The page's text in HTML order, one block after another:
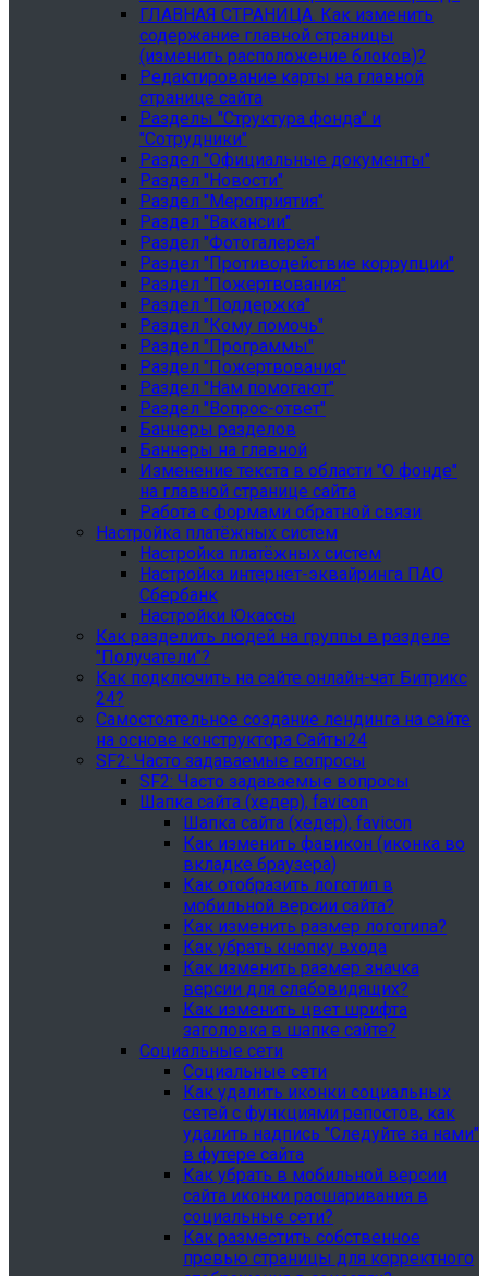
ГЛАВНАЯ СТРАНИЦА. Как изменить
содержание главной страницы
(изменить расположение блоков)?
Редактирование карты на главной
странице сайта
Разделы "Структура фонда" и
"Сотрудники"
Раздел "Официальные документы"
Раздел "Новости"
Раздел "Мероприятия"
Раздел "Вакансии"
Раздел "Фотогалерея"
Раздел "Противодействие коррупции"
Раздел "Пожертвования"
Раздел "Поддержка"
Раздел "Кому помочь"
Раздел "Программы"
Раздел "Пожертвования"
Раздел "Нам помогают"
Раздел "Вопрос-ответ"
Баннеры разделов
Баннеры на главной
Изменение текста в области "О фонде"
на главной странице сайта
Работа с формами обратной связи
Настройка платёжных систем
Настройка платёжных систем
Настройка интернет-эквайринга ПАО
Сбербанк
Настройки Юкассы
Как разделить людей на группы в разделе
"Получатели"?
Как подключить на сайте онлайн-чат Битрикс
24?
Самостоятельное создание лендинга на сайте
на основе конструктора Сайты24
SF2: Часто задаваемые вопросы
SF2: Часто задаваемые вопросы
Шапка сайта (хедер), favicon
Шапка сайта (хедер), favicon
Как изменить фавикон (иконка во
вкладке браузера)
Как отобразить логотип в
мобильной версии сайта?
Как изменить размер логотипа?
Как убрать кнопку входа
Как изменить размер значка
версии для слабовидящих?
Как изменить цвет шрифта
заголовка в шапке сайте?
Социальные сети
Социальные сети
Как удалить иконки социальных
сетей с функциями репостов, как
удалить надпись "Следуйте за нами"
в футере сайта
Как убрать в мобильной версии
сайта иконки расшаривания в
социальные сети?
Как разместить собственное
превью страницы для корректного